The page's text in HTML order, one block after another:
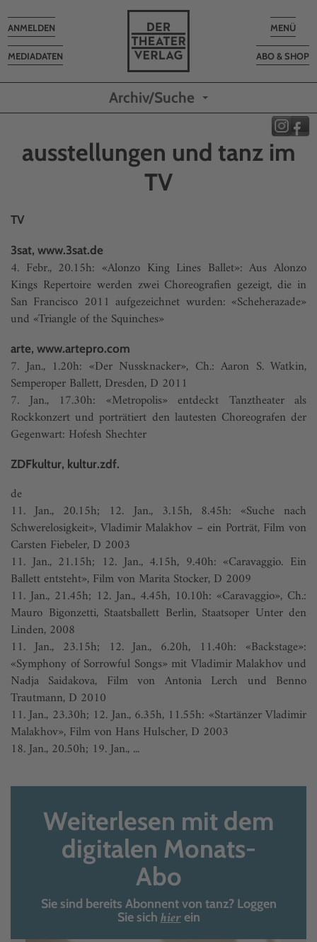
Toggle
MENÜ
ABO & SHOP
MEDIADATEN
Toggle
navigation
ANMELDEN
Archiv/Suche
ausstellungen und tanz im
TV
TV
3sat, www.3sat.de
4. Febr., 20.15h: «Alonzo King Lines Ballet»: Aus Alonzo
Kings Repertoire werden zwei Choreografien gezeigt, die in
San Francisco 2011 aufge­zeichnet wurden: «Scheherazade»
und «Triangle of the Squinches»
arte, www.artepro.com
7. Jan., 1.20h: «Der Nussknacker», Ch.: Aaron S. Watkin,
Semperoper Ballett, Dresden, D 2011
7. Jan., 17.30h: «Metropolis» entdeckt Tanztheater als
Rockkonzert und porträtiert den lautesten Choreografen der
Gegenwart: Hofesh Shechter
ZDFkultur, kultur.zdf.
de
11. Jan., 20.15h; 12. Jan., 3.15h, 8.45h: «Suche nach
Schwerelosigkeit», Vladimir Malakhov – ein Porträt, Film von
Carsten Fiebeler, D 2003
11. Jan., 21.15h; 12. Jan., 4.15h, 9.40h: «Caravaggio. Ein
Ballett entsteht», Film von Marita Stocker, D 2009
11. Jan., 21.45h; 12. Jan., 4.45h, 10.10h: «Caravaggio», Ch.:
Mauro Bigonzetti, Staatsballett Berlin, Staatsoper Unter den
Linden, 2008
11. Jan., 23.15h; 12. Jan., 6.20h, 11.40h: «Backstage»:
«Symphony of Sorrowful Songs» mit Vladimir Malakhov und
Nadja Saidakova, Film von Antonia Lerch und Benno
Trautmann, D 2010
11. Jan., 23.30h; 12. Jan., 6.35h, 11.55h: «Startänzer Vladimir
Malakhov», Film von Hans Hulscher, D 2003
18. Jan., 20.50h; 19. Jan., ...
Weiterlesen mit dem
digitalen Monats-
Abo
Sie sind bereits Abonnent von tanz? Loggen
Sie sich hierein